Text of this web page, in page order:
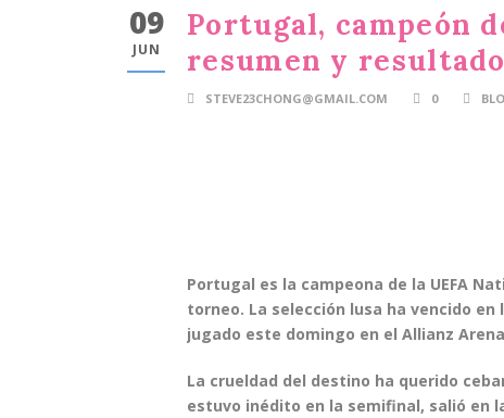
09
JUN
Portugal, campeón
resumen y resultado
STEVE23CHONG@GMAIL.COM 0
Portugal es la campeona de la UEFA
torneo. La selección lusa ha vencido
jugado este domingo en el Allianz
La crueldad del destino ha querido
estuvo inédito en la semifinal, salió en